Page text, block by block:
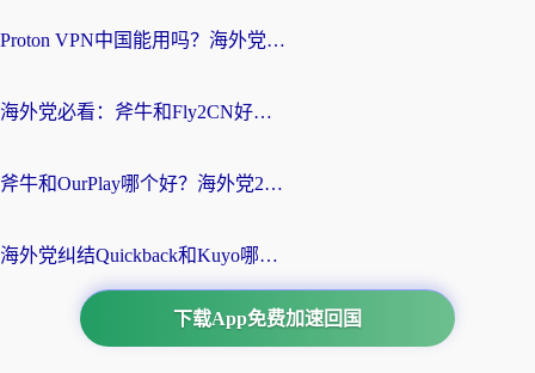
Proton VPN中国能用吗？海外党选回国加速器的避坑指南（附番茄加速器实测）
海外党必看：斧牛和Fly2CN好用吗？3招教你选对回国加速器（附免费试用攻略）
斧牛和OurPlay哪个好？海外党2026亲测：选对加速器，国内资源秒加载
海外党纠结Quickback和Kuyo哪个好？选对回国加速器才能无缝刷国内资源
下载App免费加速回国